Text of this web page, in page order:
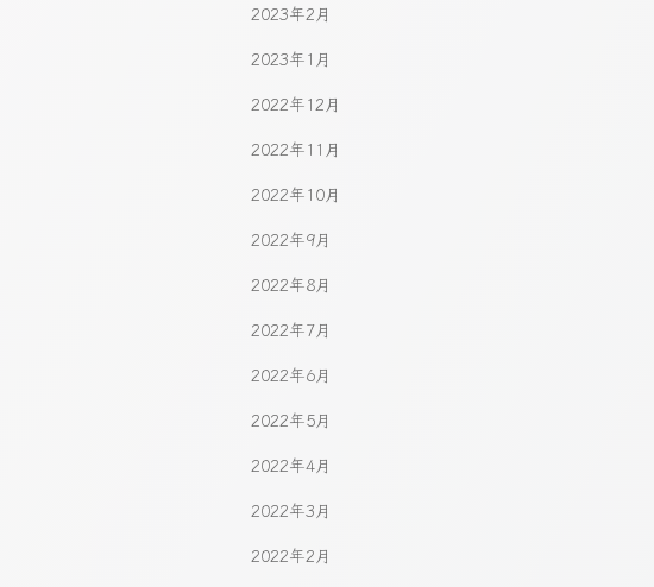
2023年2月
2023年1月
2022年12月
2022年11月
2022年10月
2022年9月
2022年8月
2022年7月
2022年6月
2022年5月
2022年4月
2022年3月
2022年2月